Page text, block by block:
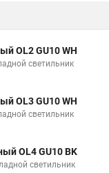
OL2 GU10 WH
светильник
OL3 GU10 WH
светильник
OL4 GU10 BK
светильник